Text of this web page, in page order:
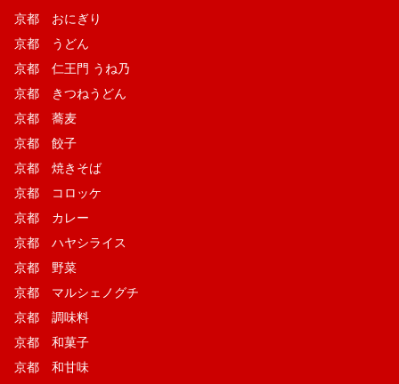
京都 おにぎり
京都 うどん
京都 仁王門 うね乃
京都 きつねうどん
京都 蕎麦
京都 餃子
京都 焼きそば
京都 コロッケ
京都 カレー
京都 ハヤシライス
京都 野菜
京都 マルシェノグチ
京都 調味料
京都 和菓子
京都 和甘味